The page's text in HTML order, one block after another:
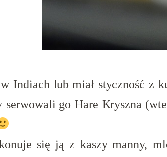
Indiach lub miał styczność z
serwowali go Hare Kryszna
się ją z kaszy manny,